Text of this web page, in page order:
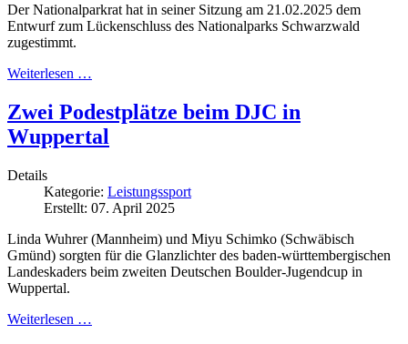
Der Nationalparkrat hat in seiner Sitzung am 21.02.2025 dem
Entwurf zum Lückenschluss des Nationalparks Schwarzwald
zugestimmt.
Weiterlesen …
Zwei Podestplätze beim DJC in
Wuppertal
Details
Kategorie: Leistungssport
Erstellt: 07. April 2025
Linda Wuhrer (Mannheim) und Miyu Schimko (Schwäbisch
Gmünd) sorgten für die Glanzlichter des baden-württembergischen
Landeskaders beim zweiten Deutschen Boulder-Jugendcup in
Wuppertal.
Weiterlesen …